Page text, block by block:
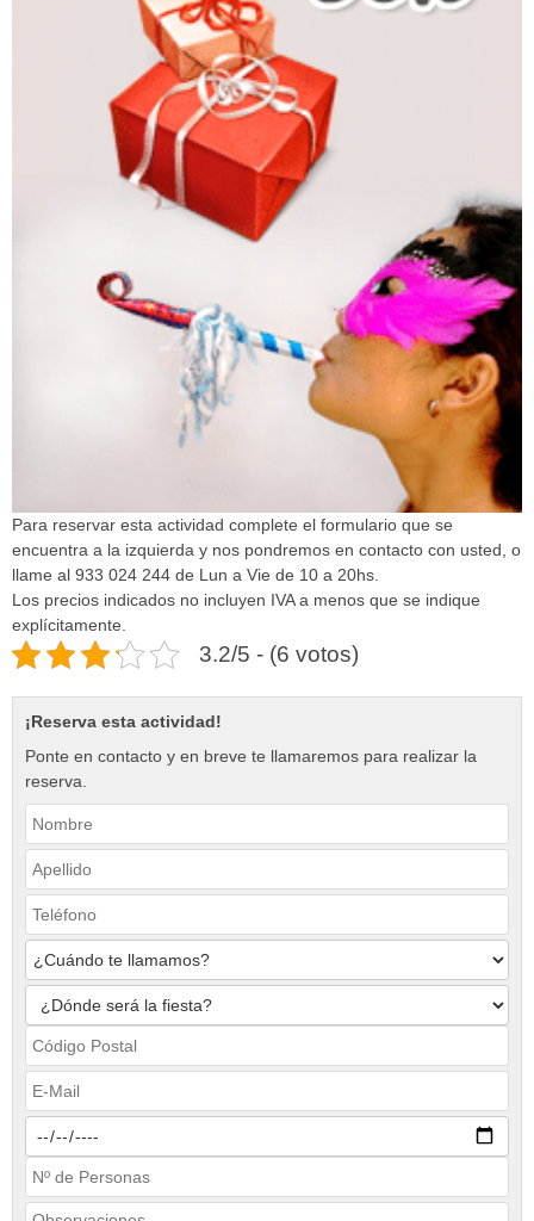
¡Reserva esta actividad!
Ponte en contacto y en breve te llamaremos para realizar la
reserva.
Para reservar esta actividad complete el formulario que se
encuentra a la izquierda y nos pondremos en contacto con usted, o
llame al 933 024 244 de Lun a Vie de 10 a 20hs.
Los precios indicados no incluyen IVA a menos que se indique
explícitamente.
3.2/5 - (6 votos)